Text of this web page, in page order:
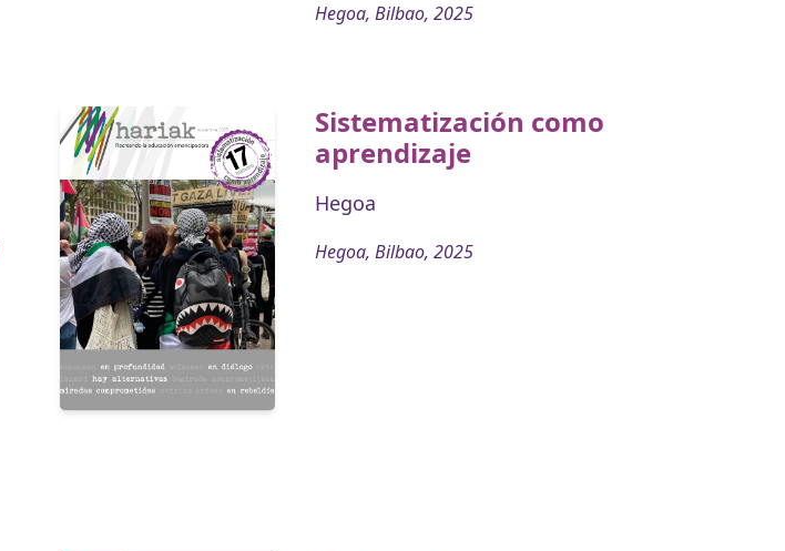
Hegoa, Bilbao, 2025
Sistematización como
aprendizaje
Hegoa
Hegoa, Bilbao, 2025